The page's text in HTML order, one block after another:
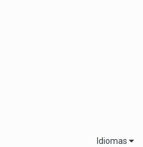
Idiomas